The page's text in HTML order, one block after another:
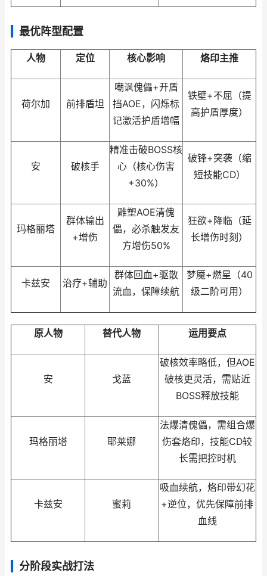
最优阵型配置
人物 定位 核心影响 烙印主推
荷尔加 前排盾坦
嘲讽傀儡+开盾
挡AOE，闪烁标
记激活护盾增幅
铁壁+不屈（提
高护盾厚度）
安 破核手
精准击破BOSS核
心（核心伤害
+30%）
破锋+突袭（缩
短技能CD）
玛格丽塔
群体输出
+增伤
雕塑AOE清傀
儡，必杀触发友
方增伤50%
狂欲+降临（延
长增伤时刻）
卡兹安 治疗+辅助
群体回血+驱散
流血，保障续航
梦魇+燃星（40
级二阶可用）
原人物 替代人物 运用要点
安 戈蓝
破核效率略低，但AOE
破核更灵活，需贴近
BOSS释放技能
玛格丽塔 耶莱娜
法爆清傀儡，需组合爆
伤套烙印，技能CD较
长需把控时机
卡兹安 蜜莉
吸血续航，烙印带幻花
+逆位，优先保障前排
血线
分阶段实战打法